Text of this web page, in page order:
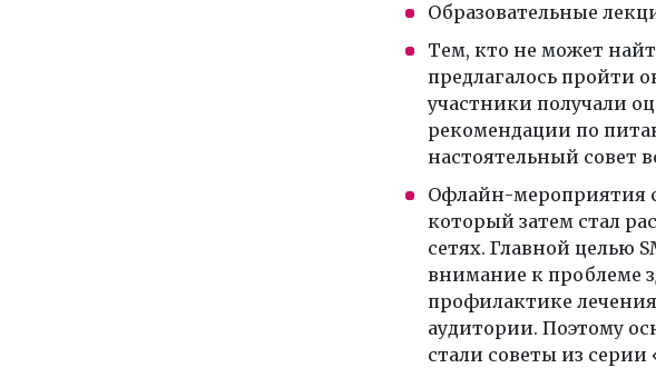
Образовательные
Тем, кто не может
предлагалось пройти
участники получали
рекомендации по
настоятельный совет
Офлайн-мероприятия
который затем стал
сетях. Главной целью
внимание к проблеме
профилактике
аудитории. Поэтому
стали советы из